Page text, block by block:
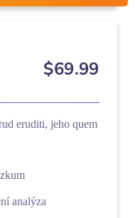
$69.99
eruditi, jeho quem
analýza